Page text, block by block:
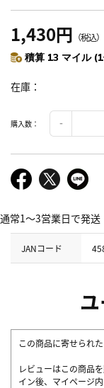
1,430円 （税込）
積算 13 マイル
在庫
購入数：
通常1～3営業日で発送
JANコード
この商品に寄せられ
レビューはこの商品
イン後、マイページ内